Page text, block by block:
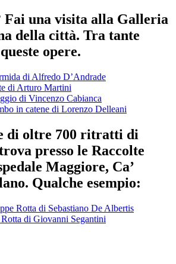
Fai una visita alla Galleria
della città. Tra tante
opere.
di Alfredo D’Andrade
di Arturo Martini
di Vincenzo Cabianca
in catene di Lorenzo Delleani
di oltre 700 ritratti di
presso le Raccolte
Maggiore, Ca’
Qualche esempio:
Rotta di Sebastiano De Albertis
di Giovanni Segantini